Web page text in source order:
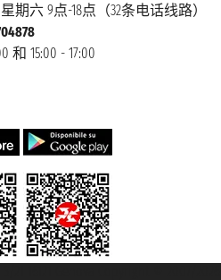
期六 9点-18点（32条电话线路）
和 15:00 - 17:00